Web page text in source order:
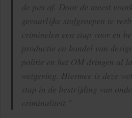
de pas af. Door de meest
gevaarlijke stofgroepen te
criminelen een stap voor en
productie en handel van
politie en het OM dringen al
wetgeving. Hiermee is deze
stap in de bestrijding van
criminaliteit.”